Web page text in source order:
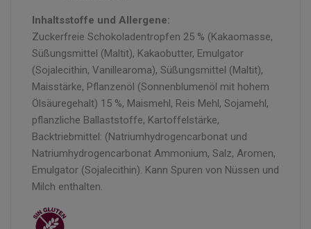
Inhaltsstoffe und Allergene:
Zuckerfreie Schokoladentropfen 25 % (Kakaomasse,
Süßungsmittel (Maltit), Kakaobutter, Emulgator
(Sojalecithin, Vanillearoma), Süßungsmittel (Maltit),
Maisstärke, Pflanzenöl (Sonnenblumenöl mit hohem
Ölsäuregehalt) 15 %, Maismehl, Reis Mehl, Sojamehl,
pflanzliche Ballaststoffe, Kartoffelstärke,
Backtriebmittel: (Natriumhydrogencarbonat und
Natriumhydrogencarbonat Ammonium, Salz, Aromen,
Emulgator (Sojalecithin). Kann Spuren von Nüssen und
Milch enthalten.